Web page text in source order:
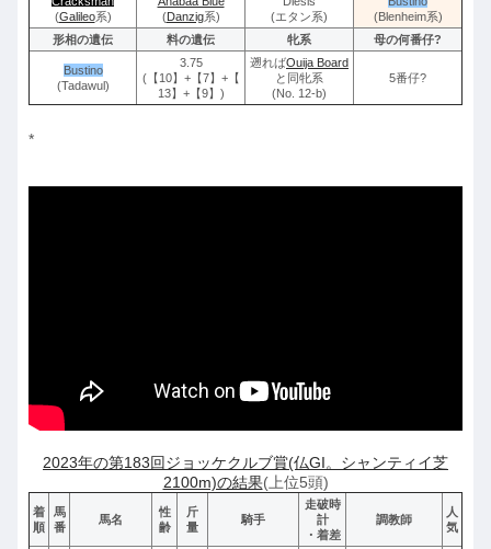
(Galileo系)
(Danzig系)
(エタン系)
(Blenheim系)
形相の遺伝
料の遺伝 牝系 母の何番仔?
Bustino
(Tadawul)
3.75
(【10】+【7】+【
13】+【9】)
遡ればOuija Board
と同牝系
(No. 12-b)
5番仔?
*
2023年の第183回ジョッケクルブ賞(仏GI。シャンティイ芝
2100m)の結果(上位5頭)
着
順
馬
番
馬名
性
齢
斤
量
騎手
走破時
計
・着差
調教師
人
気